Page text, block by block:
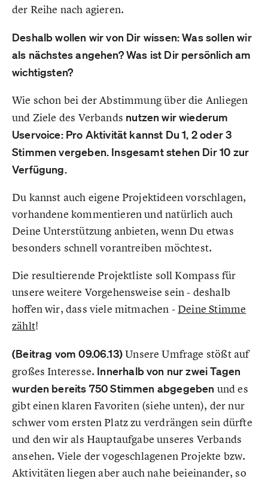
der Reihe nach agieren.
Deshalb wollen wir von Dir wissen: Was sollen wir
als nächstes angehen? Was ist Dir persönlich am
wichtigsten?
Wie schon bei der Abstimmung über die Anliegen
und Ziele des Verbands nutzen wir wiederum
Uservoice: Pro Aktivität kannst Du 1, 2 oder 3
Stimmen vergeben. Insgesamt stehen Dir 10 zur
Verfügung.
Du kannst auch eigene Projektideen vorschlagen,
vorhandene kommentieren und natürlich auch
Deine Unterstützung anbieten, wenn Du etwas
besonders schnell vorantreiben möchtest.
Die resultierende Projektliste soll Kompass für
unsere weitere Vorgehensweise sein - deshalb
hoffen wir, dass viele mitmachen - Deine Stimme
zählt!
(Beitrag vom 09.06.13)Unsere Umfrage stößt auf
großes Interesse. Innerhalb von nur zwei Tagen
wurden bereits 750 Stimmen abgegeben und es
gibt einen klaren Favoriten (siehe unten), der nur
schwer vom ersten Platz zu verdrängen sein dürfte
und den wir als Hauptaufgabe unseres Verbands
ansehen. Viele der vogeschlagenen Projekte bzw.
Aktivitäten liegen aber auch nahe beieinander, so